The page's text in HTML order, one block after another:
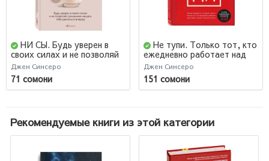
НИ СЫ. Будь уверен в
своих силах и не позволяй
сомнениям мешать тебе
двигаться вперед
Джен Синсеро
71 сомони
Не тупи. Только тот, кто
ежедневно работает над
собой, живет жизнью
мечты
Джен Синсеро
151 сомони
Рекомендуемые книги из этой категории